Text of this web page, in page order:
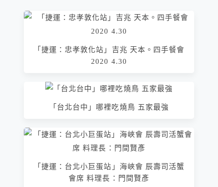
「捷運：忠孝敦化站」吉兆 天本。四手餐會
2020 4.30
「台北台中」哪裡吃燒鳥 五家最強
「捷運：台北小巨蛋站」海峽會 辰壽司活蟹
會席 料理長：門間賢彥